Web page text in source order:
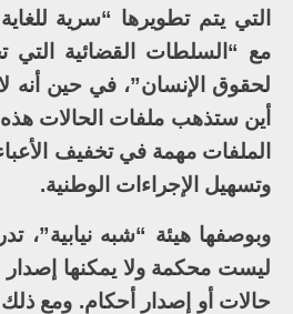
التي يتم تطويرها “سرية
مع “السلطات القضائية التي
لحقوق الإنسان”، في حين أنه
أين ستذهب ملفات الحالات
الملفات مهمة في تخفيف
وتسهيل الإجراءات الوطنية.
وبوصفها هيئة “شبه نيابية”،
ليست محكمة ولا يمكنها إصدار
حالات أو إصدار أحكام. ومع ذلك